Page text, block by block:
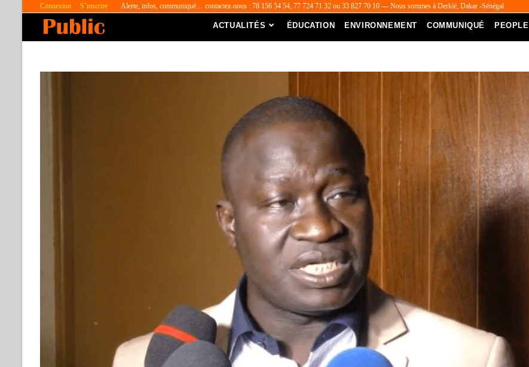
Connexion S’inscrire Alerte, infos, communiqué… contactez-nous : 78 156 54 54, 77 724 71 32 ou 33 827 70 10 --- Nous sommes à Derklé, Dakar -Sénégal
ACTUALITÉS ÉDUCATION ENVIRONNEMENT COMMUNIQUÉ PEOPLE